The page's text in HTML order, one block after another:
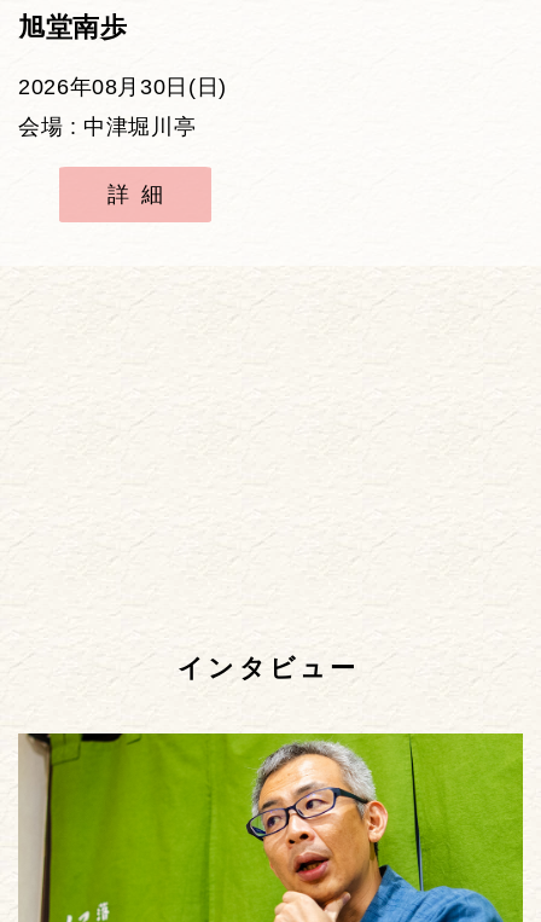
旭堂南歩
2026年08月30日(日)
会場 : 中津堀川亭
詳細
インタビュー